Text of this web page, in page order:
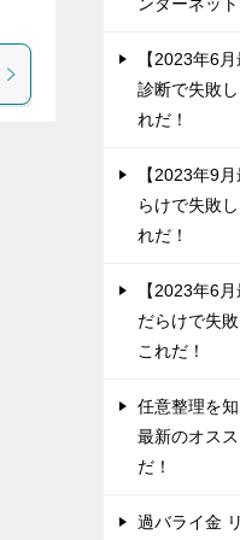
【2023年6
診断で失敗
れだ！
【2023年9
らけで失敗
れだ！
【2023年6
だらけで失
これだ！
任意整理を
最新のオス
だ！
過バライ金